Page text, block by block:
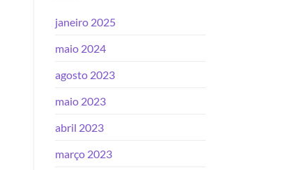
janeiro 2025
maio 2024
agosto 2023
maio 2023
abril 2023
março 2023